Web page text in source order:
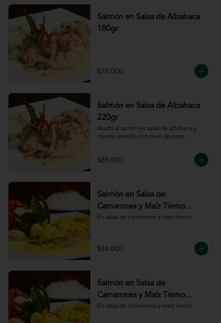
Salmón en Salsa de Albahaca
180gr
$78.000
Salmón en Salsa de Albahaca
220gr
Asado al sartén en salsa de albahaca y
tomate servido con puré de papa.
$89.000
Salmón en Salsa de
Camarones y Maíz Tierno
180gr
En salsa de camarones y maíz tierno.
$84.000
Salmón en Salsa de
Camarones y Maíz Tierno
220gr
En salsa de camarones y maíz tierno.